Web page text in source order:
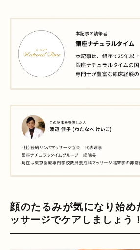
顔のたるみが気になり始め
ッサージでケアしましょう！